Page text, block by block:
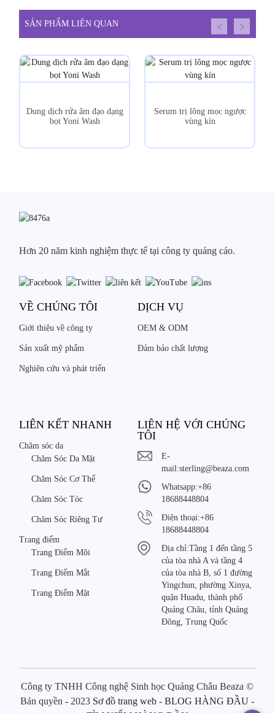
SẢN PHẨM LIÊN QUAN
Dung dịch rửa âm đạo dạng
bọt Yoni Wash
Serum trị lông mọc ngược
vùng kín
Hơn 20 năm kinh nghiệm thực tế tại công ty quảng cáo.
VỀ CHÚNG TÔI
Giới thiệu về công ty
Sản xuất mỹ phẩm
Nghiên cứu và phát triển
DỊCH VỤ
OEM & ODM
Đảm bảo chất lượng
LIÊN KẾT NHANH
Chăm sóc da
Chăm Sóc Da Mặt
Chăm Sóc Cơ Thể
Chăm Sóc Tóc
Chăm Sóc Riêng Tư
Trang điểm
Trang Điểm Môi
Trang Điểm Mắt
Trang Điểm Mặt
LIÊN HỆ VỚI CHÚNG
TÔI
E-
mail:sterling@beaza.com
Whatsapp:+86
18688448804
Điện thoại:+86
18688448804
Địa chỉ:Tầng 1 đến tầng 5
của tòa nhà A và tầng 4
của tòa nhà B, số 1 đường
Yingchun, phường Xinya,
quận Huadu, thành phố
Quảng Châu, tỉnh Quảng
Đông, Trung Quốc
Công ty TNHH Công nghệ Sinh học Quảng Châu Beaza ©
Bản quyền - 2023 Sơ đồ trang web -BLOG HÀNG ĐẦU -